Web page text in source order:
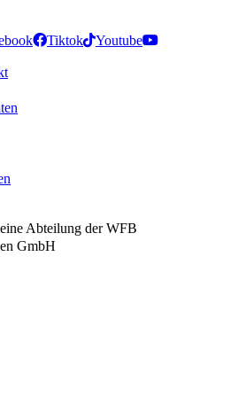
Tiktok Youtube
Abteilung der WFB
GmbH